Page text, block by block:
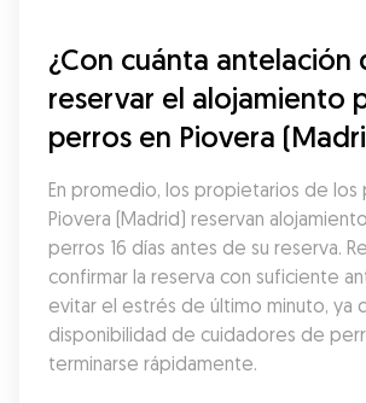
¿Con cuánta antelación
reservar el alojamiento
perros en Piovera
En promedio, los propietarios de los
Piovera (Madrid) reservan
perros 16 días antes de su reserva.
confirmar la reserva con suficiente
evitar el estrés de último minuto, ya
disponibilidad de cuidadores de
terminarse rápidamente.